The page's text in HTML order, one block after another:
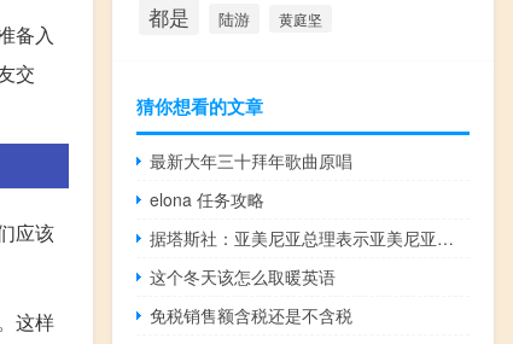
备入
交
应该
这样
都是 陆游 黄庭坚
猜你想看的文章
最新大年三十拜年歌曲原唱
elona 任务攻略
据塔斯社：亚美尼亚总理表示亚美尼亚和阿塞拜疆已就和平条约的基本原则达成一致
这个冬天该怎么取暖英语
免税销售额含税还是不含税